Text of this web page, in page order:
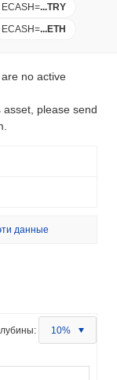
ECASH=...TRY
ECASH=...ETH
no active
please send
данные
10%